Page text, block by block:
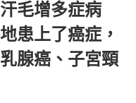
毛增多症病
患上了癌症，
腺癌、子宮頸